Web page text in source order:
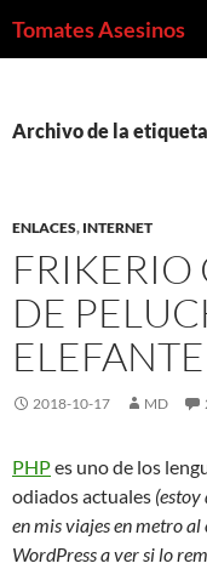
Tomates Asesinos
Archivo de la
ENLACES, INTERNET
FRIKERIO
DE
2018-10-17 MD
PHPes uno de los
odiados actuales (estoy
en mis viajes en metro
WordPress a ver si lo